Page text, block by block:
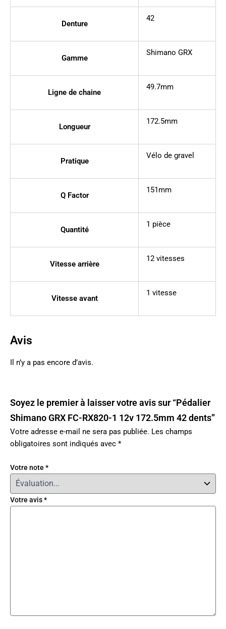
Denture
42
Gamme
Shimano GRX
Ligne de chaine
49.7mm
Longueur
172.5mm
Pratique
Vélo de gravel
Q Factor
151mm
Quantité
1 pièce
Vitesse arrière
12 vitesses
Vitesse avant
1 vitesse
Avis
Il n’y a pas encore d’avis.
Soyez le premier à laisser votre avis sur “Pédalier
Shimano GRX FC-RX820-1 12v 172.5mm 42 dents”
Votre adresse e-mail ne sera pas publiée. Les champs
obligatoires sont indiqués avec *
Votre note *
Votre avis*